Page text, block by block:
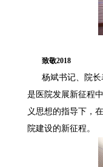
致敬2018
杨斌书记、院
是医院发展新征程
义思想的指导下，
院建设的新征程。